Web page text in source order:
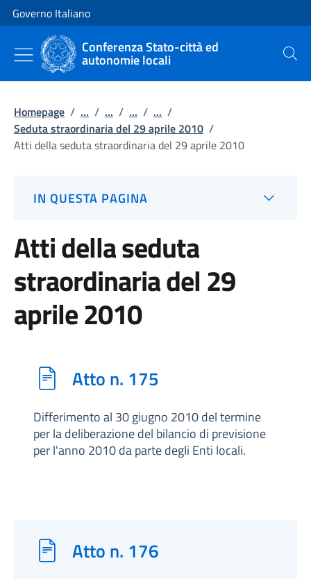
Vai al contenuto
Vai alla navigazione del sito
Governo Italiano
Conferenza Stato-città ed
autonomie locali Cerca
Homepage / ... / ... / ... / ... /
Seduta straordinaria del 29 aprile 2010 /
Atti della seduta straordinaria del 29 aprile 2010
IN QUESTA PAGINA
Atti della seduta
straordinaria del 29
aprile 2010
Atto n. 175
Differimento al 30 giugno 2010 del termine
per la deliberazione del bilancio di previsione
per l'anno 2010 da parte degli Enti locali.
Atto n. 176